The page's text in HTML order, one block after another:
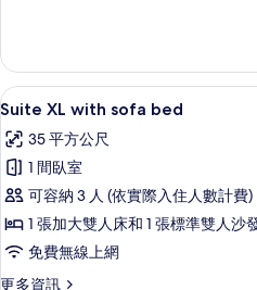
相
片
Suite
with
balcony
詳
情
顯
示
Suite
XL
with
sofa
bed
的
9
Suite XL with sofa bed
35 平方公尺
1 間臥室
可容納 3 人 (依實際入住人數計費)
1 張加大雙人床和 1 張標準雙人沙
免費無線上網
更多資訊
更